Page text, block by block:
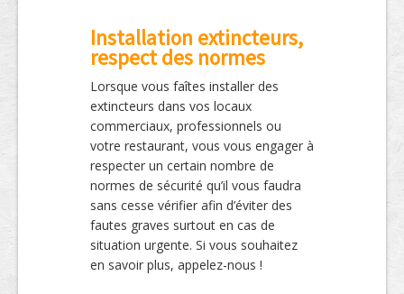
Installation extincteurs,
respect des normes
Lorsque vous faîtes installer des
extincteurs dans vos locaux
commerciaux, professionnels ou
votre restaurant, vous vous engager à
respecter un certain nombre de
normes de sécurité qu’il vous faudra
sans cesse vérifier afin d’éviter des
fautes graves surtout en cas de
situation urgente. Si vous souhaitez
en savoir plus, appelez-nous !